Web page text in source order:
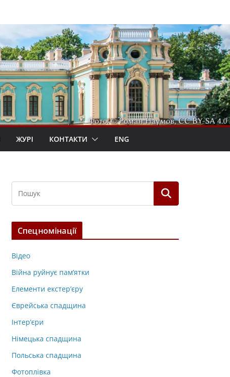
ЖУРІ КОНТАКТИ ENG
Спецномінації
Відео
Війна руйнує пам’ятки
Елементи екстер’єру
Єврейська спадщина
Інтер’єри
Німецька спадщина
Польська спадщина
Фотоплівка